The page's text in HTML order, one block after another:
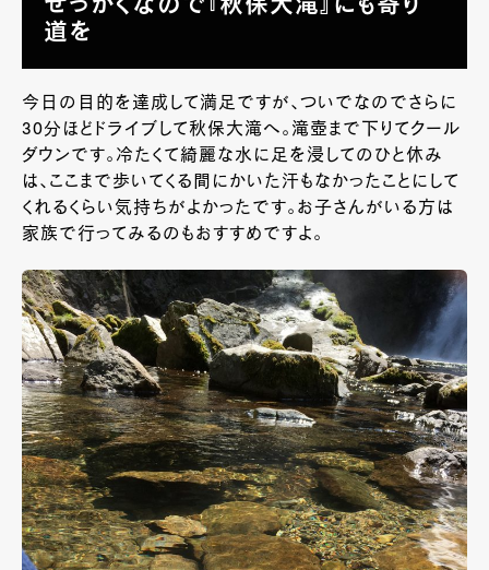
せっかくなので『秋保大滝』にも寄り
道を
今日の目的を達成して満足ですが、ついでなのでさらに
30分ほどドライブして秋保大滝へ。滝壺まで下りてクール
ダウンです。冷たくて綺麗な水に足を浸してのひと休み
は、ここまで歩いてくる間にかいた汗もなかったことにして
くれるくらい気持ちがよかったです。お子さんがいる方は
家族で行ってみるのもおすすめですよ。